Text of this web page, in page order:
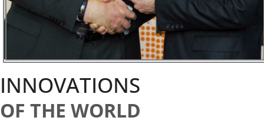
INNOVATIONS
OF THE WORLD